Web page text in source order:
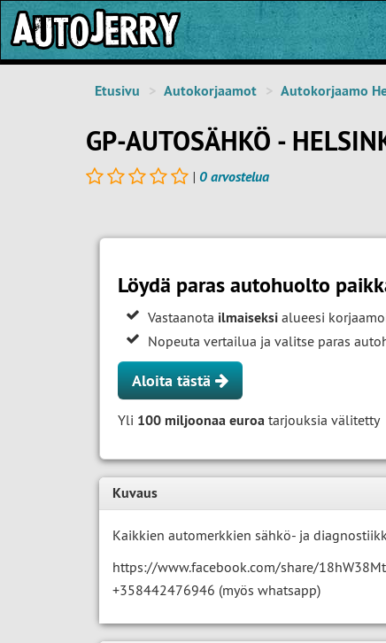
Etusivu Autokorjaamot Autokorjaamo
GP-AUTOSÄHKÖ -
| 0 arvostelua
Löydä paras autohuolto
Vastaanota ilmaiseksi alueesi
Nopeuta vertailua ja valitse paras
Aloita tästä
Yli 100 miljoonaa euroa tarjouksia välitetty
Kuvaus
Kaikkien automerkkien sähkö- ja
https://www.facebook.com/share/
+358442476946 (myös whatsapp)